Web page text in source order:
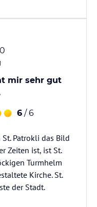
mir sehr gut
6 / 6
Patrokli das Bild
Zeiten ist, ist St.
Turmhelm
Kirche. St.
der Stadt.